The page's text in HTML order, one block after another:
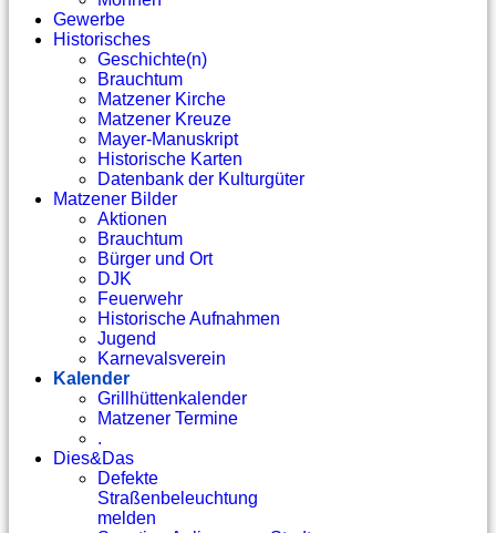
Gewerbe
Historisches
Geschichte(n)
Brauchtum
Matzener Kirche
Matzener Kreuze
Mayer-Manuskript
Historische Karten
Datenbank der Kulturgüter
Matzener Bilder
Aktionen
Brauchtum
Bürger und Ort
DJK
Feuerwehr
Historische Aufnahmen
Jugend
Karnevalsverein
Kalender
Grillhüttenkalender
Matzener Termine
.
Dies&Das
Defekte
Straßenbeleuchtung
melden